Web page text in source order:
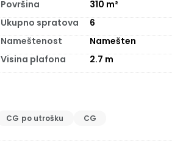
Površina 310 m²
Ukupno spratova
6
Nameštenost
Namešten
Visina plafona 2.7 m
CG po utrošku CG